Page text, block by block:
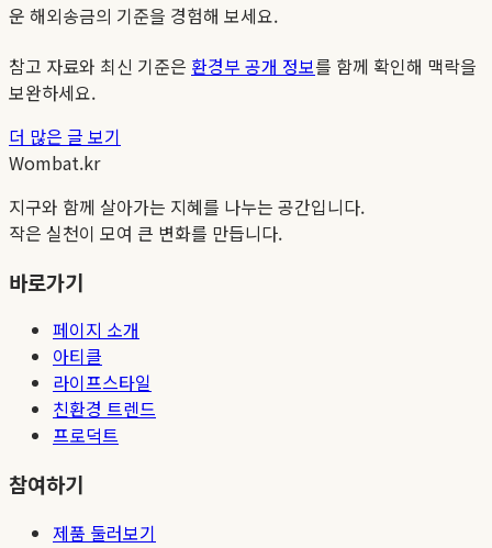
운 해외송금의 기준을 경험해 보세요.
참고 자료와 최신 기준은 환경부 공개 정보를 함께 확인해 맥락을
보완하세요.
더 많은 글 보기
Wombat.kr
지구와 함께 살아가는 지혜를 나누는 공간입니다.
작은 실천이 모여 큰 변화를 만듭니다.
바로가기
페이지 소개
아티클
라이프스타일
친환경 트렌드
프로덕트
참여하기
제품 둘러보기